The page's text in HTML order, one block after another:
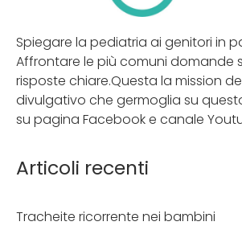
Spiegare la pediatria ai genitori in
Affrontare le più comuni domande
risposte chiare.Questa la mission
divulgativo che germoglia su
su pagina Facebook e canale
Articoli recenti
Tracheite ricorrente nei bambini